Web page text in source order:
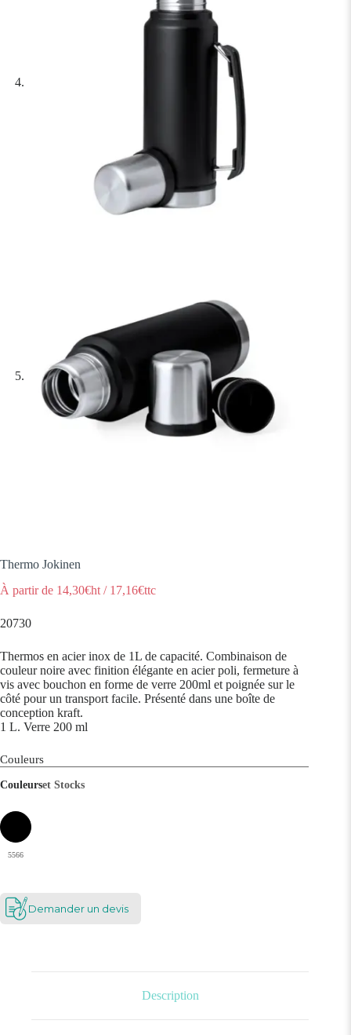
Thermo Jokinen
À partir de 14,30€ht / 17,16€ttc
20730
Thermos en acier inox de 1L de capacité. Combinaison de
couleur noire avec finition élégante en acier poli, fermeture à
vis avec bouchon en forme de verre 200ml et poignée sur le
côté pour un transport facile. Présenté dans une boîte de
conception kraft.
1 L. Verre 200 ml
Couleurs
Couleurset Stocks
5566
Demander un devis
Description